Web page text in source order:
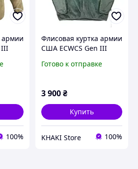
армии
III
100%
Флисовая куртка армии
США ECWCS Gen III
Green
Готово к отправке
3 900₴
Купить
KHAKI Store 100%